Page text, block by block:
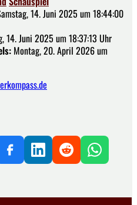
14. Juni 2025 um 18:44:00
14. Juni 2025 um 18:37:13 Uhr
Montag, 20. April 2026 um